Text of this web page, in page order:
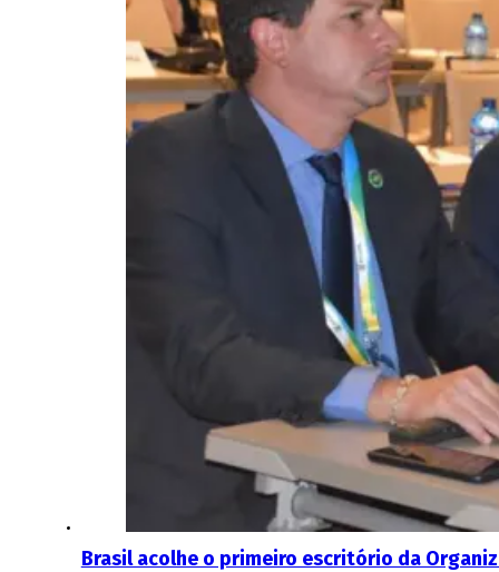
Brasil acolhe o primeiro escritório da